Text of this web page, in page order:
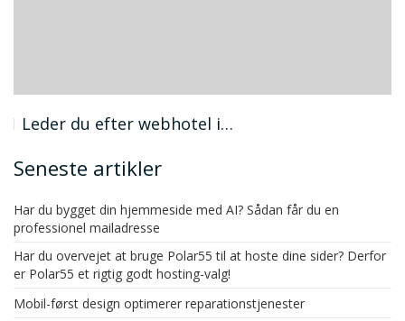
Leder du efter webhotel i…
Seneste artikler
Har du bygget din hjemmeside med AI? Sådan får du en
professionel mailadresse
Har du overvejet at bruge Polar55 til at hoste dine sider? Derfor
er Polar55 et rigtig godt hosting-valg!
Mobil-først design optimerer reparationstjenester